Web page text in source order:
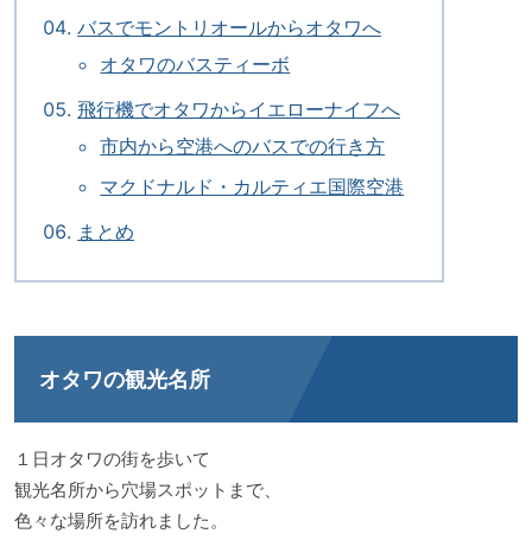
バスでモントリオールからオタワへ
オタワのバスティーボ
飛行機でオタワからイエローナイフへ
市内から空港へのバスでの行き方
マクドナルド・カルティエ国際空港
まとめ
オタワの観光名所
１日オタワの街を歩いて
観光名所から穴場スポットまで、
色々な場所を訪れました。